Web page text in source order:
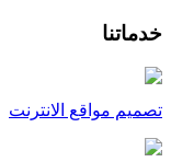
خدماتنا
تصميم مواقع الانترنت